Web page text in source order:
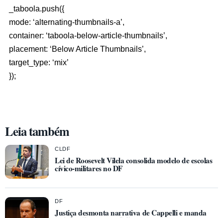
_taboola.push({
mode: ‘alternating-thumbnails-a’,
container: ‘taboola-below-article-thumbnails’,
placement: ‘Below Article Thumbnails’,
target_type: ‘mix’
});
Leia também
CLDF
Lei de Roosevelt Vilela consolida modelo de escolas
cívico-militares no DF
DF
Justiça desmonta narrativa de Cappelli e manda